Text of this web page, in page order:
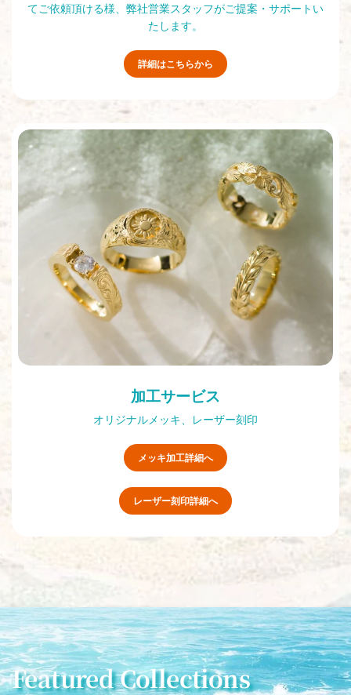
てご依頼頂ける様、弊社営業スタッフがご提案・サポートい
たします。
詳細はこちらから
加工サービス
オリジナルメッキ、レーザー刻印
メッキ加工詳細へ
レーザー刻印詳細へ
Featured Collections